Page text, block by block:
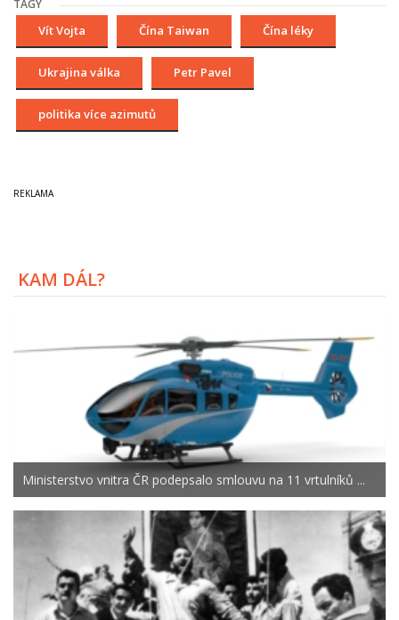
TAGY
Vít Vojta Čína Taiwan Čína léky
Ukrajina válka Petr Pavel
politika více azimutů
KAM DÁL?
Ministerstvo vnitra ČR podepsalo smlouvu na 11 vrtulníků ...